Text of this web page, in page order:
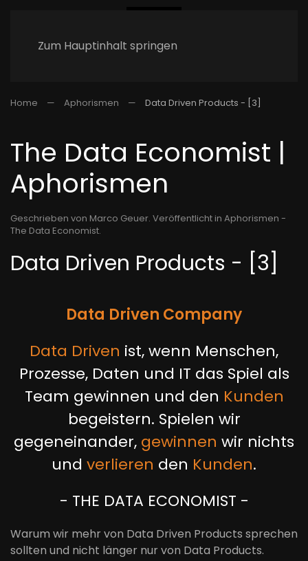
Zum Hauptinhalt springen
Home Aphorismen Data Driven Products - [3]
The Data Economist |
Aphorismen
Geschrieben von Marco Geuer. Veröffentlicht in Aphorismen -
The Data Economist.
Data Driven Products - [3]
Data Driven Company
Data Driven ist, wenn Menschen,
Prozesse, Daten und IT das Spiel als
Team gewinnen und den Kunden
begeistern. Spielen wir
gegeneinander, gewinnen wir nichts
und verlieren den Kunden.
- THE DATA ECONOMIST -
Warum wir mehr von Data Driven Products sprechen
sollten und nicht länger nur von Data Products.